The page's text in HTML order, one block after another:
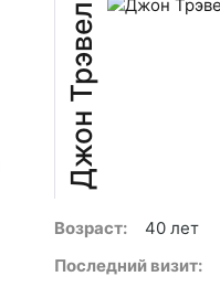
Джон Трэвел
Возраст:
40 лет
Последний визит: